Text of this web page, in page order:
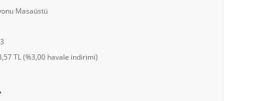
Masaüstü
TL (%3,00 havale indirimi)